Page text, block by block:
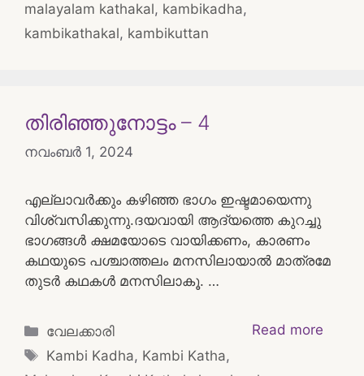
malayalam kathakal, kambikadha,
kambikathakal, kambikuttan
തിരിഞ്ഞുനോട്ടം – 4
നവംബർ 1, 2024
എല്ലാവർക്കും കഴിഞ്ഞ ഭാഗം ഇഷ്ടമായെന്നു
വിശ്വസിക്കുന്നു.ദയവായി ആദ്യത്തെ കുറച്ചു
ഭാഗങ്ങൾ ക്ഷമയോടെ വായിക്കണം, കാരണം
കഥയുടെ പശ്ചാത്തലം മനസിലായാൽ മാത്രമേ
തുടർ കഥകൾ മനസിലാകൂ. …
Read more
Categories
വേലക്കാരി
Tags
Kambi Kadha, Kambi Katha,